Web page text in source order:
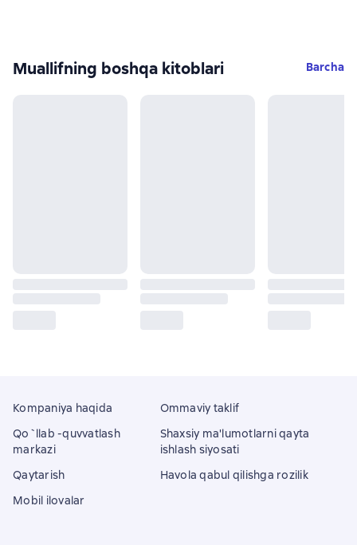
Muallifning boshqa kitoblari Barcha
Kompaniya haqida
Qo`llab -quvvatlash
markazi
Qaytarish
Mobil ilovalar
Ommaviy taklif
Shaxsiy ma'lumotlarni qayta
ishlash siyosati
Havola qabul qilishga rozilik